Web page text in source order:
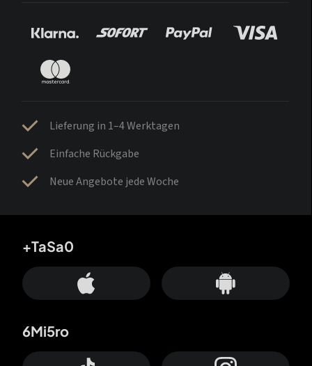
Lieferung in 1–4 Werktagen
Einfache Rückgabe
Neue Angebote jede Woche
+TaSa0
6Mi5ro